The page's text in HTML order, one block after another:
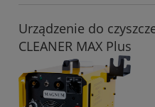
Urządzenie do
CLEANER MAX Plus